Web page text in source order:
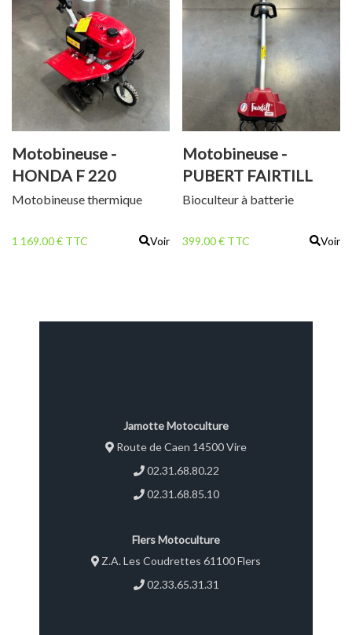
Motobineuse -
HONDA F 220
Motobineuse thermique
1 169.00 € TTC Voir
Motobineuse -
PUBERT FAIRTILL
Bioculteur à batterie
399.00 € TTC Voir
Jamotte Motoculture
Route de Caen 14500 Vire
02.31.68.80.22
02.31.68.85.10
Flers Motoculture
Z.A. Les Coudrettes 61100 Flers
02.33.65.31.31